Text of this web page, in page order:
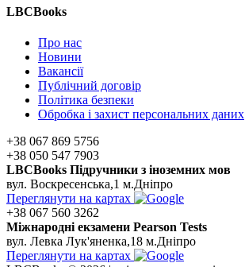
LBCBooks
Про нас
Новини
Вакансії
Публічний договір
Політика безпеки
Обробка і захист персональних даних
+38 067 869 5756
+38 050 547 7903
LBCBooks Підручники з іноземних мов
вул. Воскресенська,1 м.Дніпро
Переглянути на картах
+38 067 560 3262
Мiжнароднi екзамени Pearson Tests
вул. Левка Лук'яненка,18 м.Дніпро
Переглянути на картах